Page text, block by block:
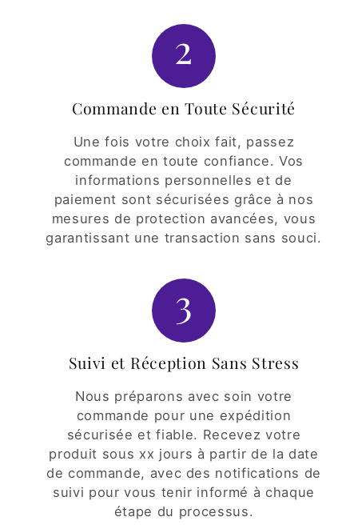
2
Commande en Toute Sécurité
Une fois votre choix fait, passez
commande en toute confiance. Vos
informations personnelles et de
paiement sont sécurisées grâce à nos
mesures de protection avancées, vous
garantissant une transaction sans souci.
3
Suivi et Réception Sans Stress
Nous préparons avec soin votre
commande pour une expédition
sécurisée et fiable. Recevez votre
produit sous xx jours à partir de la date
de commande, avec des notifications de
suivi pour vous tenir informé à chaque
étape du processus.